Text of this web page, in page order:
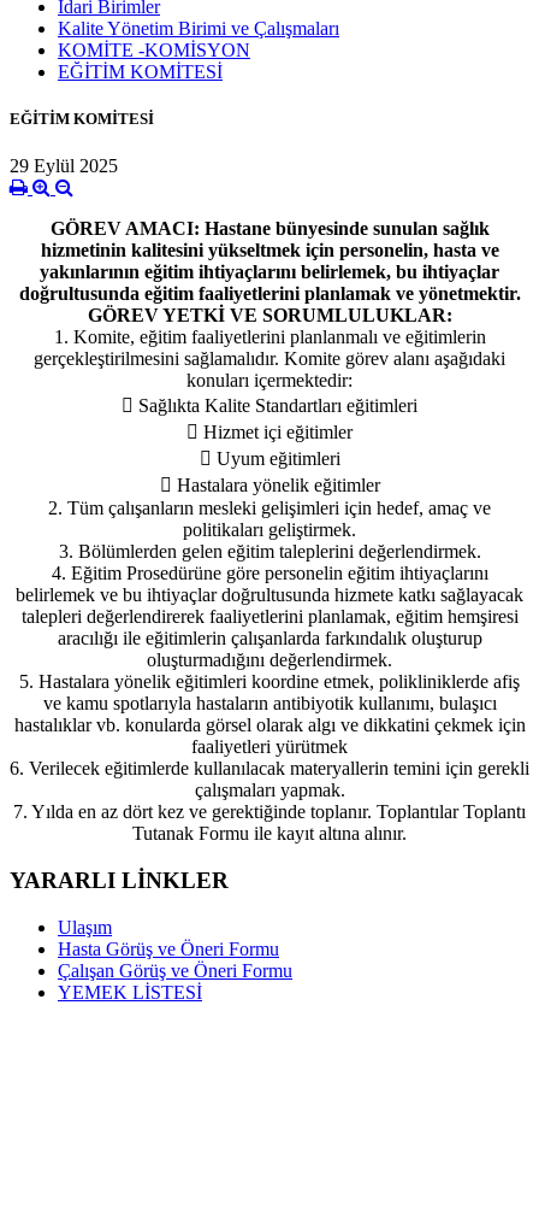
İdari Birimler
Kalite Yönetim Birimi ve Çalışmaları
KOMİTE -KOMİSYON
EĞİTİM KOMİTESİ
EĞİTİM KOMİTESİ
29 Eylül 2025
GÖREV AMACI: Hastane bünyesinde sunulan sağlık
hizmetinin kalitesini yükseltmek için personelin, hasta ve
yakınlarının eğitim ihtiyaçlarını belirlemek, bu ihtiyaçlar
doğrultusunda eğitim faaliyetlerini planlamak ve yönetmektir.
GÖREV YETKİ VE SORUMLULUKLAR:
1. Komite, eğitim faaliyetlerini planlanmalı ve eğitimlerin
gerçekleştirilmesini sağlamalıdır. Komite görev alanı aşağıdaki
konuları içermektedir:
 Sağlıkta Kalite Standartları eğitimleri
 Hizmet içi eğitimler
 Uyum eğitimleri
 Hastalara yönelik eğitimler
2. Tüm çalışanların mesleki gelişimleri için hedef, amaç ve
politikaları geliştirmek.
3. Bölümlerden gelen eğitim taleplerini değerlendirmek.
4. Eğitim Prosedürüne göre personelin eğitim ihtiyaçlarını
belirlemek ve bu ihtiyaçlar doğrultusunda hizmete katkı sağlayacak
talepleri değerlendirerek faaliyetlerini planlamak, eğitim hemşiresi
aracılığı ile eğitimlerin çalışanlarda farkındalık oluşturup
oluşturmadığını değerlendirmek.
5. Hastalara yönelik eğitimleri koordine etmek, polikliniklerde afiş
ve kamu spotlarıyla hastaların antibiyotik kullanımı, bulaşıcı
hastalıklar vb. konularda görsel olarak algı ve dikkatini çekmek için
faaliyetleri yürütmek
6. Verilecek eğitimlerde kullanılacak materyallerin temini için gerekli
çalışmaları yapmak.
7. Yılda en az dört kez ve gerektiğinde toplanır. Toplantılar Toplantı
Tutanak Formu ile kayıt altına alınır.
YARARLI LİNKLER
Ulaşım
Hasta Görüş ve Öneri Formu
Çalışan Görüş ve Öneri Formu
YEMEK LİSTESİ